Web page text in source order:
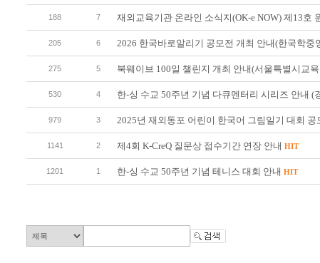
188 7 재외교육기관 온라인 소식지(OK-e NOW) 제13호
205 6 2026 한국바로알리기 공모전 개최 안내(한국학중
275 5 북웨이브 100일 챌린지 개최 안내(서울특별시교
530 4 한-싱 수교 50주년 기념 다큐멘터리 시리즈 안내 (
979 3 2025년 재외동포 어린이 한국어 그림일기 대회 공
1141 2 제4회 K-CreQ 질문상 접수기간 연장 안내 HIT
1201 1 한-싱 수교 50주년 기념 테니스 대회 안내 HIT